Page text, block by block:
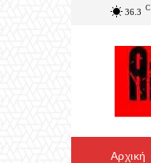
36.3 C
Αρχική